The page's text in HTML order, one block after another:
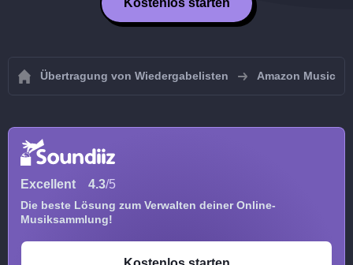
Kostenlos starten
Übertragung von Wiedergabelisten Amazon Music
Excellent 4.3/5
Die beste Lösung zum Verwalten deiner Online-
Musiksammlung!